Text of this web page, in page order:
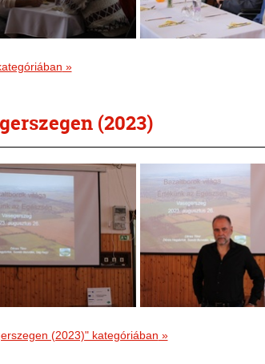
»
(2023)
(2023)" kategóriában »